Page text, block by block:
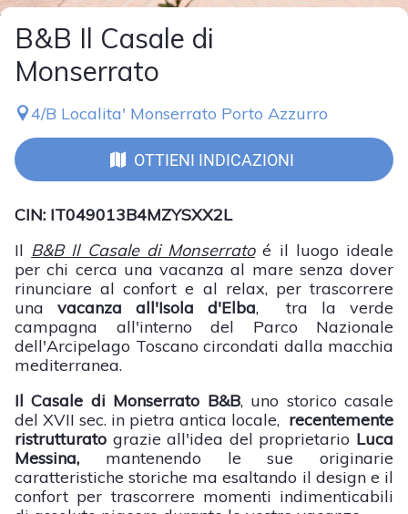
B&B Il Casale di
Monserrato
4/B Localita' Monserrato Porto Azzurro
OTTIENI INDICAZIONI
CIN: IT049013B4MZYSXX2L
Il B&B Il Casale di Monserratoé il luogo ideale
per chi cerca una vacanza al mare senza dover
rinunciare al confort e al relax, per trascorrere
una vacanza all'Isola d'Elba, tra la verde
campagna all'interno del Parco Nazionale
dell'Arcipelago Toscano circondati dalla macchia
mediterranea.
Il Casale di Monserrato B&B, uno storico casale
del XVII sec. in pietra antica locale, recentemente
ristrutturato grazie all'idea del proprietario Luca
Messina, mantenendo le sue originarie
caratteristiche storiche ma esaltando il design e il
confort per trascorrere momenti indimenticabili